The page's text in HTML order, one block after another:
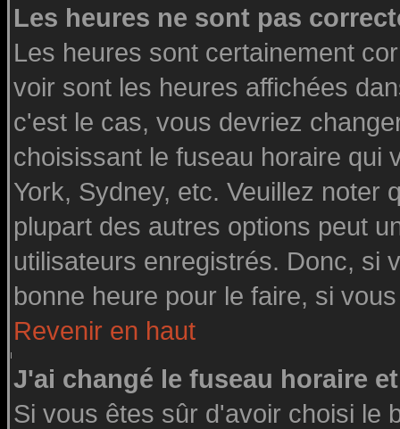
Les heures ne sont pas
Les heures sont certainement
voir sont les heures affichées
c'est le cas, vous devriez
choisissant le fuseau horaire qui
York, Sydney, etc. Veuillez noter
plupart des autres options peut
utilisateurs enregistrés. Donc, si
bonne heure pour le faire, si
Revenir en haut
J'ai changé le fuseau horaire
Si vous êtes sûr d'avoir choisi le